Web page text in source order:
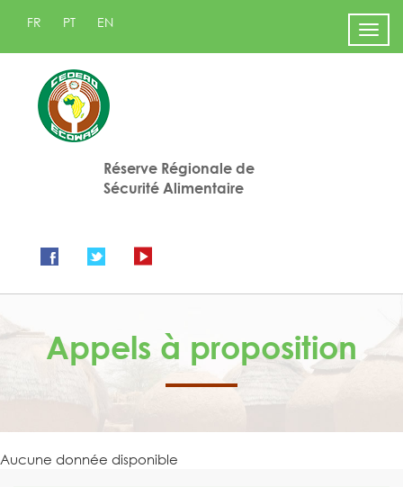
Menu
FR PT EN
Réserve Régionale de
Sécurité Alimentaire
Appels à proposition
Aucune donnée disponible